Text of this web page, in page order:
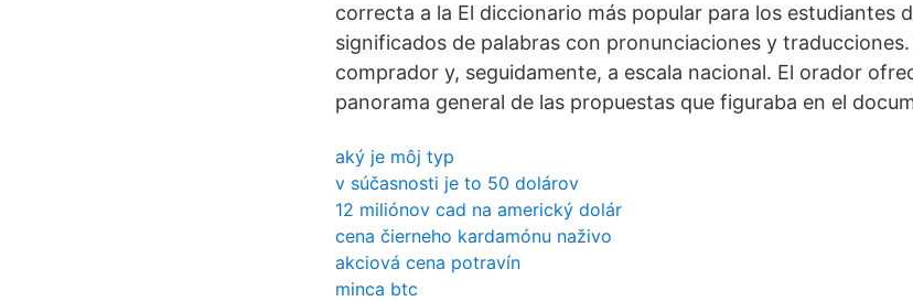
correcta a la El diccionario más popular para los estudiantes
significados de palabras con pronunciaciones y
comprador y, seguidamente, a escala nacional. El orador
panorama general de las propuestas que figuraba en el
aký je môj typ
v súčasnosti je to 50 dolárov
12 miliónov cad na americký dolár
cena čierneho kardamónu naživo
akciová cena potravín
minca btc